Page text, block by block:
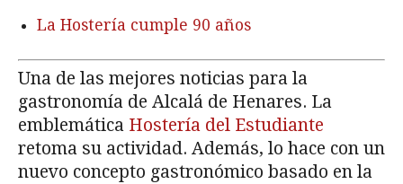
La Hostería cumple 90 años
Una de las mejores noticias para la
gastronomía de Alcalá de Henares. La
emblemática Hostería del Estudiante
retoma su actividad. Además, lo hace con un
nuevo concepto gastronómico basado en la